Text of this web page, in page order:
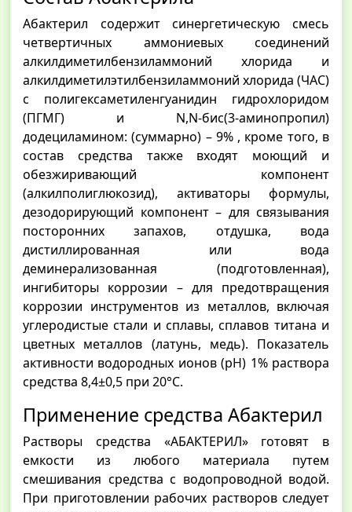
Абактерил содержит синергетическую смесь
четвертичных аммониевых соединений
алкилдиметилбензиламмоний хлорида и
алкилдиметилэтилбензиламмоний хлорида (ЧАС)
с полигексаметиленгуанидин гидрохлоридом
(ПГМГ) и N,N-бис(3-аминопропил)
додециламином: (суммарно) – 9% , кроме того, в
состав средства также входят моющий и
обезжиривающий компонент
(алкилполиглюкозид), активаторы формулы,
дезодорирующий компонент – для связывания
посторонних запахов, отдушка, вода
дистиллированная или вода
деминерализованная (подготовленная),
ингибиторы коррозии – для предотвращения
коррозии инструментов из металлов, включая
углеродистые стали и сплавы, сплавов титана и
цветных металлов (латунь, медь). Показатель
активности водородных ионов (рН) 1% раствора
средства 8,4±0,5 при 20°С.
Применение средства Абактерил
Растворы средства «АБАКТЕРИЛ» готовят в
емкости из любого материала путем
смешивания средства с водопроводной водой.
При приготовлении рабочих растворов следует